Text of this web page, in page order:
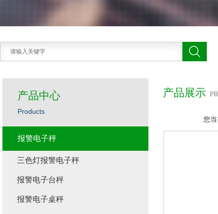
产品展示
您
产品中心
Products
报警电子秤
三色灯报警电子秤
报警电子台秤
报警电子桌秤